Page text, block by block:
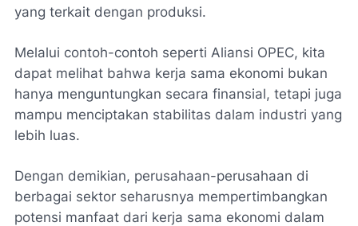
yang terkait dengan produksi.
Melalui contoh-contoh seperti Aliansi OPEC, kita
dapat melihat bahwa kerja sama ekonomi bukan
hanya menguntungkan secara finansial, tetapi juga
mampu menciptakan stabilitas dalam industri yang
lebih luas.
Dengan demikian, perusahaan-perusahaan di
berbagai sektor seharusnya mempertimbangkan
potensi manfaat dari kerja sama ekonomi dalam